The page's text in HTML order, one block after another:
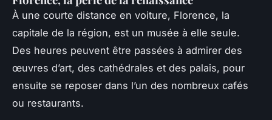
À une courte distance en voiture, Florence, la
capitale de la région, est un musée à elle seule.
Des heures peuvent être passées à admirer des
œuvres d’art, des cathédrales et des palais, pour
ensuite se reposer dans l’un des nombreux cafés
ou restaurants.